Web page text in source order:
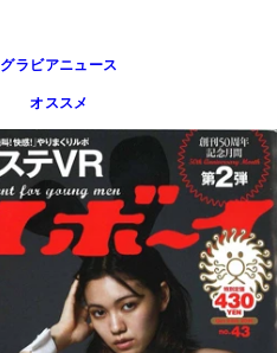
グラビアニュース
オススメ